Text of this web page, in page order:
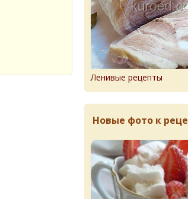
Ленивые рецепты
Новые фото к